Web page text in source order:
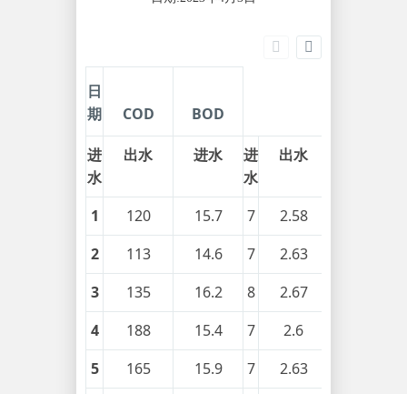
日
期
COD BOD
进
水
出水 进水
进
水
出水
1 120 15.7 7 2.58
2
113 14.6 7 2.63
3
135 16.2 8 2.67
4
188 15.4 7 2.6
5
165 15.9 7 2.63